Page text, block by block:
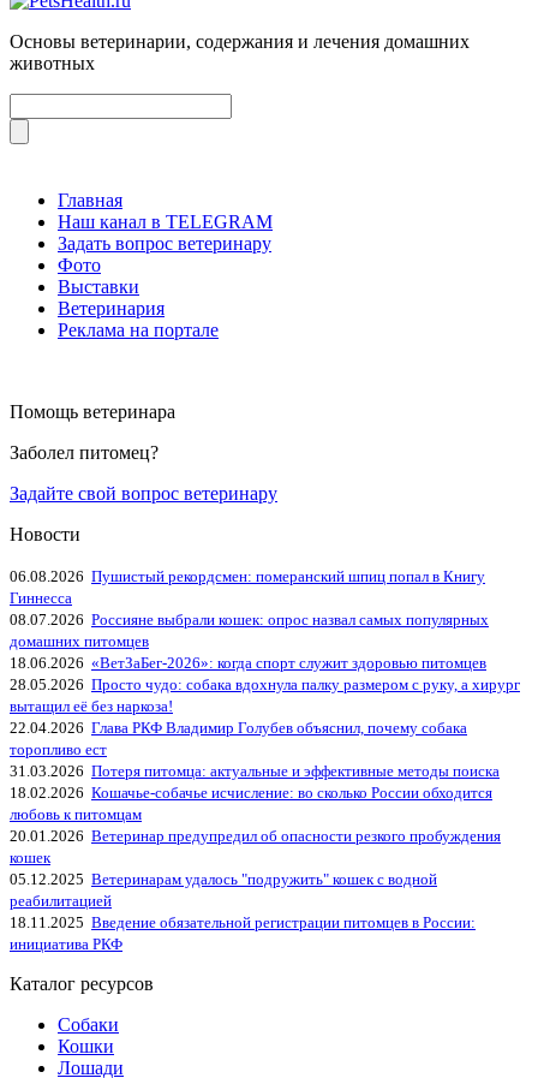
Основы ветеринарии, содержания и лечения домашних
животных
Главная
Наш канал в TELEGRAM
Задать вопрос ветеринару
Фото
Выставки
Ветеринария
Реклама на портале
Помощь ветеринара
Заболел питомец?
Задайте свой вопрос ветеринару
Новости
06.08.2026 Пушистый рекордсмен: померанский шпиц попал в Книгу
Гиннесса
08.07.2026 Россияне выбрали кошек: опрос назвал самых популярных
домашних питомцев
18.06.2026 «ВетЗаБег‑2026»: когда спорт служит здоровью питомцев
28.05.2026 Просто чудо: собака вдохнула палку размером с руку, а хирург
вытащил её без наркоза!
22.04.2026 Глава РКФ Владимир Голубев объяснил, почему собака
торопливо ест
31.03.2026 Потеря питомца: актуальные и эффективные методы поиска
18.02.2026 Кошачье-собачье исчисление: во сколько России обходится
любовь к питомцам
20.01.2026 Ветеринар предупредил об опасности резкого пробуждения
кошек
05.12.2025 Ветеринарам удалось "подружить" кошек с водной
реабилитацией
18.11.2025 Введение обязательной регистрации питомцев в России:
инициатива РКФ
Каталог ресурсов
Собаки
Кошки
Лошади